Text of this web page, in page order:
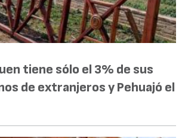
tiene sólo el 3% de sus
de extranjeros y Pehuajó el